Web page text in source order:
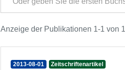
Anzeige der Publikationen 1-1 von 1
2013-08-01 Zeitschriftenartikel